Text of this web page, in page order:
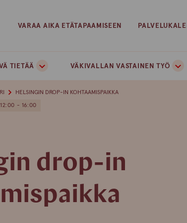
VARAA AIKA ETÄTAPAAMISEEN
TIETÄÄ VÄKIVALLAN VASTAINEN TYÖ
HELSINGIN DROP-IN KOHTAAMISPAIKKA
12:00 - 16:00
drop-in